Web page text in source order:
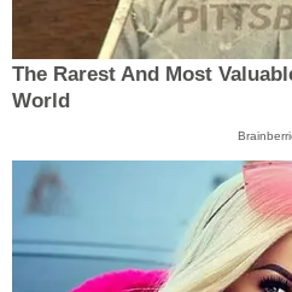
The Rarest And Most
World